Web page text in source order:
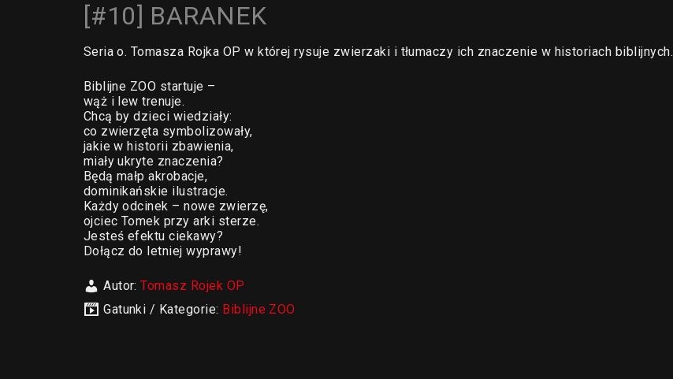
[#10] BARANEK
Seria o. Tomasza Rojka OP w której rysuje zwierzaki i tłumaczy ich znaczenie w historiach biblijnych.
Biblijne ZOO startuje –
wąż i lew trenuje.
Chcą by dzieci wiedziały:
co zwierzęta symbolizowały,
jakie w historii zbawienia,
miały ukryte znaczenia?
Będą małp akrobacje,
dominikańskie ilustracje.
Każdy odcinek – nowe zwierzę,
ojciec Tomek przy arki sterze.
Jesteś efektu ciekawy?
Dołącz do letniej wyprawy!
Autor:Tomasz Rojek OP
Gatunki / Kategorie: Biblijne ZOO